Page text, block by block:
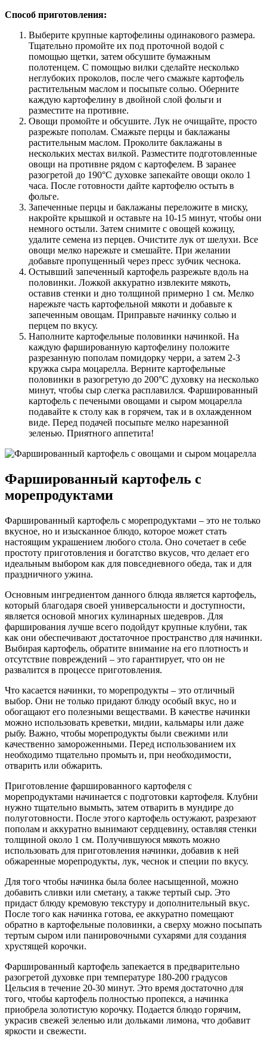
Способ приготовления:
Выберите крупные картофелины одинакового размера.
Тщательно промойте их под проточной водой с
помощью щетки, затем обсушите бумажным
полотенцем. С помощью вилки сделайте несколько
неглубоких проколов, после чего смажьте картофель
растительным маслом и посыпьте солью. Оберните
каждую картофелину в двойной слой фольги и
разместите на противне.
Овощи промойте и обсушите. Лук не очищайте, просто
разрежьте пополам. Смажьте перцы и баклажаны
растительным маслом. Проколите баклажаны в
нескольких местах вилкой. Разместите подготовленные
овощи на противне рядом с картофелем. В заранее
разогретой до 190°C духовке запекайте овощи около 1
часа. После готовности дайте картофелю остыть в
фольге.
Запеченные перцы и баклажаны переложите в миску,
накройте крышкой и оставьте на 10-15 минут, чтобы они
немного остыли. Затем снимите с овощей кожицу,
удалите семена из перцев. Очистите лук от шелухи. Все
овощи мелко нарежьте и смешайте. При желании
добавьте пропущенный через пресс зубчик чеснока.
Остывший запеченный картофель разрежьте вдоль на
половинки. Ложкой аккуратно извлеките мякоть,
оставив стенки и дно толщиной примерно 1 см. Мелко
нарежьте часть картофельной мякоти и добавьте к
запеченным овощам. Приправьте начинку солью и
перцем по вкусу.
Наполните картофельные половинки начинкой. На
каждую фаршированную картофелину положите
разрезанную пополам помидорку черри, а затем 2-3
кружка сыра моцарелла. Верните картофельные
половинки в разогретую до 200°C духовку на несколько
минут, чтобы сыр слегка расплавился. Фаршированный
картофель с печеными овощами и сыром моцарелла
подавайте к столу как в горячем, так и в охлажденном
виде. Перед подачей посыпьте мелко нарезанной
зеленью. Приятного аппетита!
Фаршированный картофель с
морепродуктами
Фаршированный картофель с морепродуктами – это не только
вкусное, но и изысканное блюдо, которое может стать
настоящим украшением любого стола. Оно сочетает в себе
простоту приготовления и богатство вкусов, что делает его
идеальным выбором как для повседневного обеда, так и для
праздничного ужина.
Основным ингредиентом данного блюда является картофель,
который благодаря своей универсальности и доступности,
является основой многих кулинарных шедевров. Для
фарширования лучше всего подойдут крупные клубни, так
как они обеспечивают достаточное пространство для начинки.
Выбирая картофель, обратите внимание на его плотность и
отсутствие повреждений – это гарантирует, что он не
развалится в процессе приготовления.
Что касается начинки, то морепродукты – это отличный
выбор. Они не только придают блюду особый вкус, но и
обогащают его полезными веществами. В качестве начинки
можно использовать креветки, мидии, кальмары или даже
рыбу. Важно, чтобы морепродукты были свежими или
качественно замороженными. Перед использованием их
необходимо тщательно промыть и, при необходимости,
отварить или обжарить.
Приготовление фаршированного картофеля с
морепродуктами начинается с подготовки картофеля. Клубни
нужно тщательно вымыть, затем отварить в мундире до
полуготовности. После этого картофель остужают, разрезают
пополам и аккуратно вынимают сердцевину, оставляя стенки
толщиной около 1 см. Получившуюся мякоть можно
использовать для приготовления начинки, добавив к ней
обжаренные морепродукты, лук, чеснок и специи по вкусу.
Для того чтобы начинка была более насыщенной, можно
добавить сливки или сметану, а также тертый сыр. Это
придаст блюду кремовую текстуру и дополнительный вкус.
После того как начинка готова, ее аккуратно помещают
обратно в картофельные половинки, а сверху можно посыпать
тертым сыром или панировочными сухарями для создания
хрустящей корочки.
Фаршированный картофель запекается в предварительно
разогретой духовке при температуре 180-200 градусов
Цельсия в течение 20-30 минут. Это время достаточно для
того, чтобы картофель полностью пропекся, а начинка
приобрела золотистую корочку. Подается блюдо горячим,
украсив свежей зеленью или дольками лимона, что добавит
яркости и свежести.